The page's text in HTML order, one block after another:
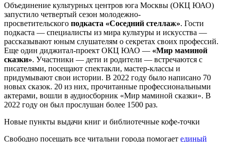
Объединение культурных центров юга Москвы (ОКЦ ЮАО)
запустило четвертый сезон молодежно-
просветительского подкаста «Соседний стеллаж». Гости
подкаста — специалисты из мира культуры и искусства —
рассказывают юным слушателям о секретах своих профессий.
Еще один диджитал-проект ОКЦ ЮАО — «Мир маминой
сказки». Участники — дети и родители — встречаются с
писателями, посещают спектакли, мастер-классы и
придумывают свои истории. В 2022 году было написано 70
новых сказок. 20 из них, прочитанные профессиональными
актерами, вошли в аудиосборник «Мир маминой сказки». В
2022 году он был прослушан более 1500 раз.
Новые пункты выдачи книг и библиотечные кофе-точки
Свободно посещать все читальни города помогает единый